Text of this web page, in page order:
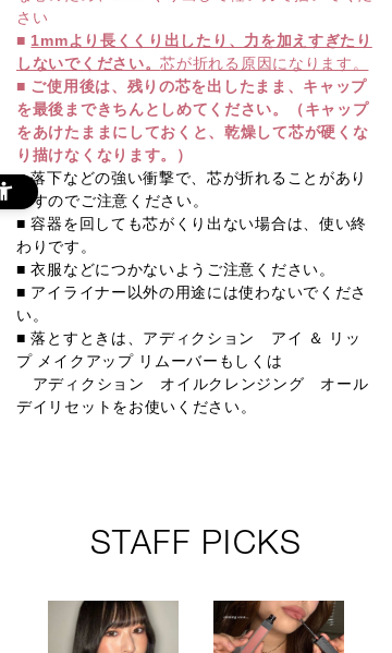
さい
■ 1mmより長くくり出したり、力を加えすぎたり
しないでください。芯が折れる原因になります。
■ ご使用後は、残りの芯を出したまま、キャップ
を最後まできちんとしめてください。（キャップ
をあけたままにしておくと、乾燥して芯が硬くな
り描けなくなります。）
■ 落下などの強い衝撃で、芯が折れることがあり
ますのでご注意ください。
■ 容器を回しても芯がくり出ない場合は、使い終
わりです。
■ 衣服などにつかないようご注意ください。
■ アイライナー以外の用途には使わないでくださ
い。
■ 落とすときは、アディクション アイ ＆ リッ
プ メイクアップ リムーバーもしくは
アディクション オイルクレンジング オール
デイリセットをお使いください。
STAFF PICKS